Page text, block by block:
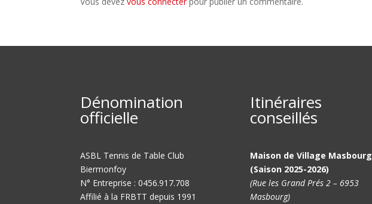
Dénomination
officielle
ASBL Tennis de Table Club
Biermonfoy
N° Entreprise : 0456.917.708
Affilié à la FRBTT depuis 1991
Itinéraires
conseillés
Maison de Village Masbourg
(Saison 2025-2026)
(Rue les Grand Prés 2 – 6953
Masbourg)